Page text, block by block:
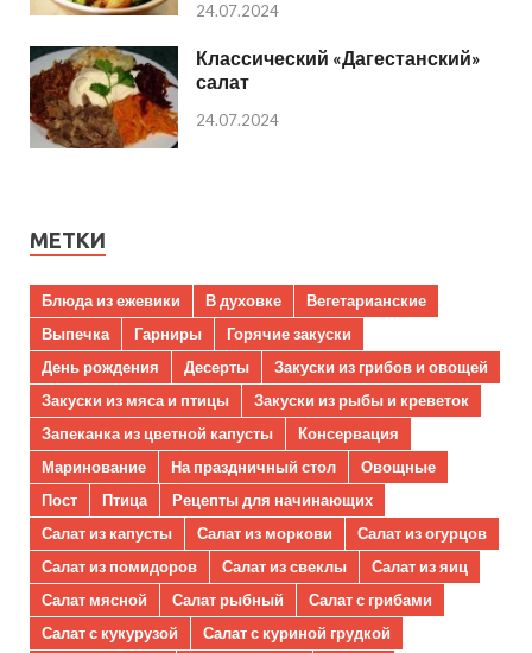
24.07.2024
Классический «Дагестанский»
салат
24.07.2024
МЕТКИ
Блюда из ежевики В духовке
Вегетарианские
Выпечка
Гарниры
Горячие закуски
День рождения
Десерты
Закуски из грибов и овощей
Закуски из мяса и птицы
Закуски из рыбы и креветок
Запеканка из цветной капусты
Консервация
Маринование
На праздничный стол
Овощные
Пост
Птица
Рецепты для начинающих
Салат из капусты
Салат из моркови
Салат из огурцов
Салат из помидоров
Салат из свеклы
Салат из яиц
Салат мясной
Салат рыбный
Салат с грибами
Салат с кукурузой
Салат с куриной грудкой